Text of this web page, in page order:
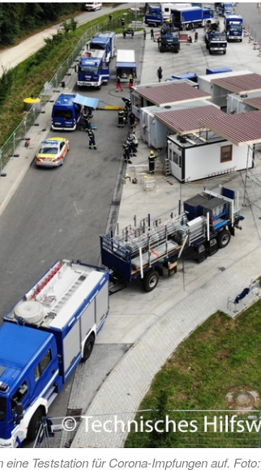
Teststation für Corona-Impfungen auf. Foto: